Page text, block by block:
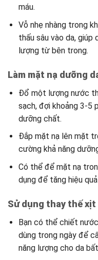
máu.
Vỗ nhẹ nhàng trong
thấu sâu vào da,
lượng từ bên trong.
Làm mặt nạ dưỡng
Đổ một lượng nước
sạch, đợi khoảng 3-5
dưỡng chất.
Đắp mặt nạ lên mặt
cường khả năng
Có thể để mặt nạ
dụng để tăng hiệu
Sử dụng thay thế xịt
Bạn có thể chiết
dùng trong ngày để
năng lượng cho da